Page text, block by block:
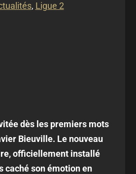
, Ligue 2
dès les premiers mots
Bieuville. Le nouveau
officiellement installé
caché son émotion en